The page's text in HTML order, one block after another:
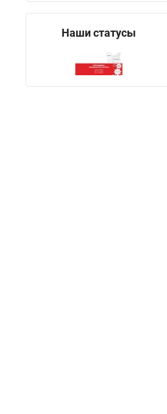
Наши статусы